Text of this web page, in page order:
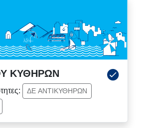
ΚΥΘΗΡΩΝ
ΔΕ ΑΝΤΙΚΥΘΗΡΩΝ